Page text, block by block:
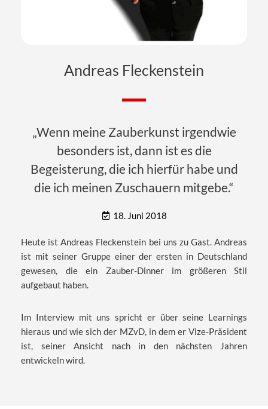
Andreas Fleckenstein
„Wenn meine Zauberkunst irgendwie
besonders ist, dann ist es die
Begeisterung, die ich hierfür habe und
die ich meinen Zuschauern mitgebe.“
18. Juni 2018
Heute ist Andreas Fleckenstein bei uns zu Gast. Andreas
ist mit seiner Gruppe einer der ersten in Deutschland
gewesen, die ein Zauber-Dinner im größeren Stil
aufgebaut haben.
Im Interview mit uns spricht er über seine Learnings
hieraus und wie sich der MZvD, in dem er Vize-Präsident
ist, seiner Ansicht nach in den nächsten Jahren
entwickeln wird.